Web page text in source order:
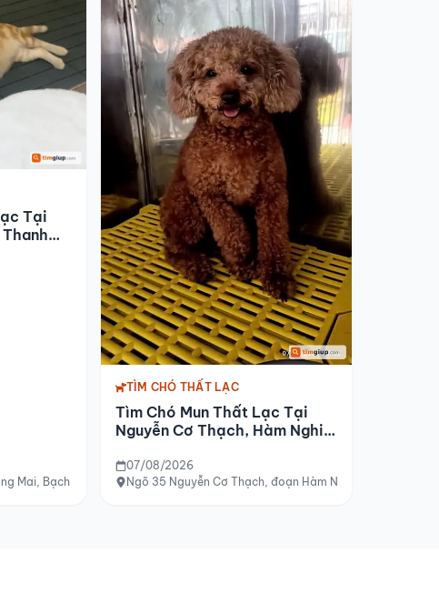
Tại
Mai, Bạch Mai, Thanh Nhàn, Hà Nội
TÌM CHÓ THẤT LẠC
Tìm Chó Mun Thất Lạc Tại
Nguyễn Cơ Thạch, Hàm Nghi,
07/08/2026
Ngõ 35 Nguyễn Cơ Thạch, đoạn Hàm Nghi, Mỹ Đình